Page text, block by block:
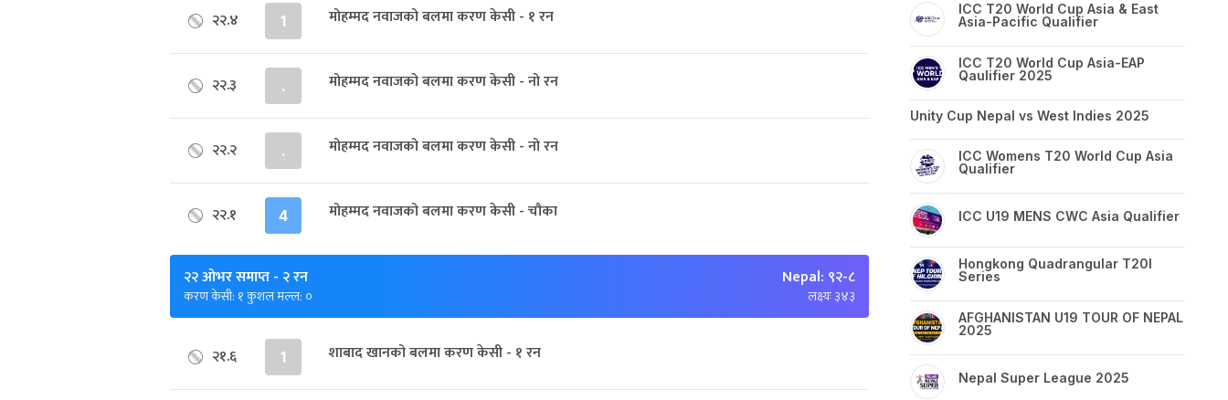
२२.४ 1 मोहम्मद नवाजको बलमा करण केसी - १ रन
२२.३ . मोहम्मद नवाजको बलमा करण केसी - नो रन
२२.२ . मोहम्मद नवाजको बलमा करण केसी - नो रन
२२.१ 4 मोहम्मद नवाजको बलमा करण केसी - चौका
२२ ओभर समाप्त- २ रन
करण केसी: १ कुशल मल्ल: ०
Nepal: ९२-८
लक्ष्यः ३४३
२१.६ 1 शाबाद खानको बलमा करण केसी - १ रन
ICC T20 World Cup Asia & East
Asia-Pacific Qualifier
ICC T20 World Cup Asia-EAP
Qaulifier 2025
Unity Cup Nepal vs West Indies 2025
ICC Womens T20 World Cup Asia
Qualifier
ICC U19 MENS CWC Asia Qualifier
Hongkong Quadrangular T20I
Series
AFGHANISTAN U19 TOUR OF NEPAL
2025
Nepal Super League 2025